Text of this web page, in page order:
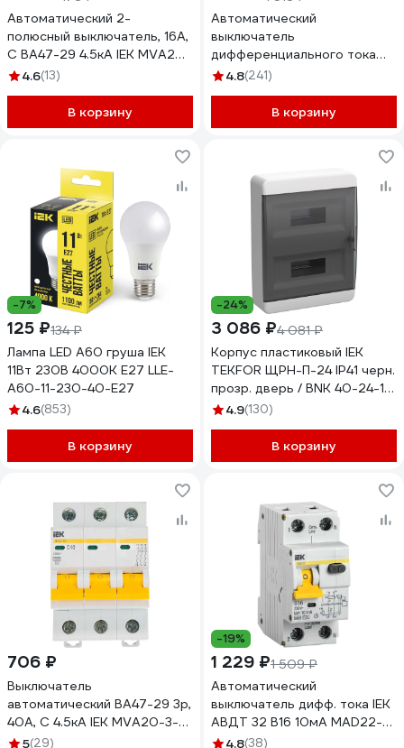
Автоматический 2-
полюсный выключатель, 16А,
С ВА47-29 4.5кА IEK MVA20-
2-016-C
4.6(13)
В корзину
Автоматический
выключатель
дифференциального тока
1п+N C 10A 30mA тип A 6kA
C-30 123193
4.8(241)
В корзину
-7%
125 ₽134 ₽
Лампа LED A60 груша IEK
11Вт 230В 4000К E27 LLE-
A60-11-230-40-E27
4.6(853)
В корзину
-24%
3 086 ₽4 081 ₽
Корпус пластиковый IEK
TEKFOR ЩРН-П-24 IP41 черн.
прозр. дверь / BNK 40-24-1
TF5-KP12-N-24-41-K01-K03
4.9(130)
В корзину
706 ₽
Выключатель
автоматический ВА47-29 3p,
40А, С 4.5кА IEK MVA20-3-
040-C
5(29)
-19%
1 229 ₽1 509 ₽
Автоматический
выключатель дифф. тока IEK
АВДТ 32 B16 10мА MAD22-5-
016-B-10
4.8(38)